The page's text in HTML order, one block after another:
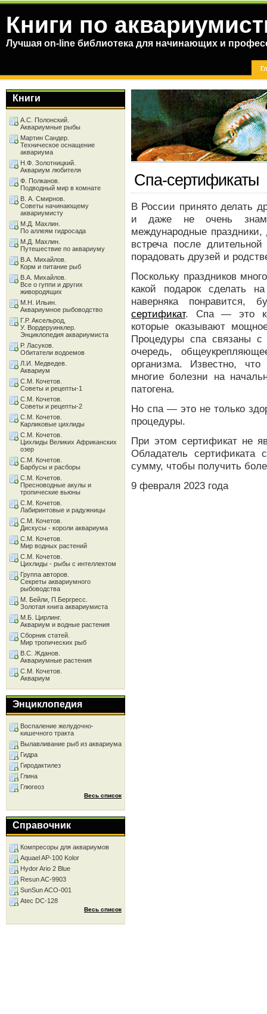
Книги по
Лучшая on-line библиотека для начинающих и
Спа-сертификаты
В России принято делать
и даже не очень
международные
встреча после
порадовать друзей и
Поскольку праздников
какой подарок сделать
наверняка понравится,
сертификат. Спа — это
которые оказывают
Процедуры спа связаны
очередь,
организма. Известно,
многие болезни на
патогена.
Но спа — это не только
процедуры.
При этом сертификат не
Обладатель сертификата
сумму, чтобы получить
9 февраля 2023 года
Книги
А.С. Полонский.
Аквариумные рыбы
Мартин Сандер.
Техническое оснащение
аквариума
Н.Ф. Золотницкий.
Аквариум любителя
Ф. Полканов.
Подводный мир в комнате
В. А. Смирнов.
Советы начинающему
аквариумисту
М.Д. Махлин.
По аллеям гидросада
М.Д. Махлин.
Путешествие по аквариуму
В.А. Михайлов.
Корм и питание рыб
В.А. Михайлов.
Все о гуппи и других
живородящих
М.Н. Ильин.
Аквариумное рыбоводство
Г.Р. Аксельрод,
У. Вордеруинклер.
Энциклопедия аквариумиста
Р. Ласуков.
Обитатели водоемов
Л.И. Медведев.
Аквариум
С.М. Кочетов.
Советы и рецепты-1
С.М. Кочетов.
Советы и рецепты-2
С.М. Кочетов.
Карликовые цихлиды
С.М. Кочетов.
Цихлиды Великих Африканских
озер
С.М. Кочетов.
Барбусы и расборы
С.М. Кочетов.
Пресноводные акулы и
тропические вьюны
С.М. Кочетов.
Лабиринтовые и радужницы
С.М. Кочетов.
Дискусы - короли аквариума
С.М. Кочетов.
Мир водных растений
С.М. Кочетов.
Цихлиды - рыбы с интеллектом
Группа авторов.
Секреты аквариумного
рыбоводства
М. Бейли, П.Бергресс.
Золотая книга аквариумиста
М.Б. Цирлинг.
Аквариум и водные растения
Сборник статей.
Мир тропических рыб
В.С. Жданов.
Аквариумные растения
С.М. Кочетов.
Аквариум
Энциклопедия
Воспаление желудочно-
кишечного тракта
Вылавливание рыб из аквариума
Гидра
Гиродактилез
Глина
Глюгеоз
Весь список
Справочник
Компресоры для аквариумов
Aquael AP-100 Kolor
Hydor Ario 2 Blue
Resun AC-9903
SunSun ACO-001
Atec DC-128
Весь список